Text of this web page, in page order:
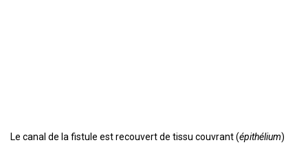
Le canal de la fistule est recouvert de tissu couvrant (épithélium)